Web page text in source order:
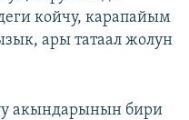
койчу, карапайым
ары татаал жолун
акындарынын бири